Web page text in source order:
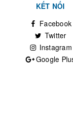
KẾT NỐI
Facebook
Twitter
Instagram
Google